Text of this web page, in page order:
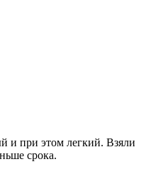
и при этом легкий. Взяли
срока.